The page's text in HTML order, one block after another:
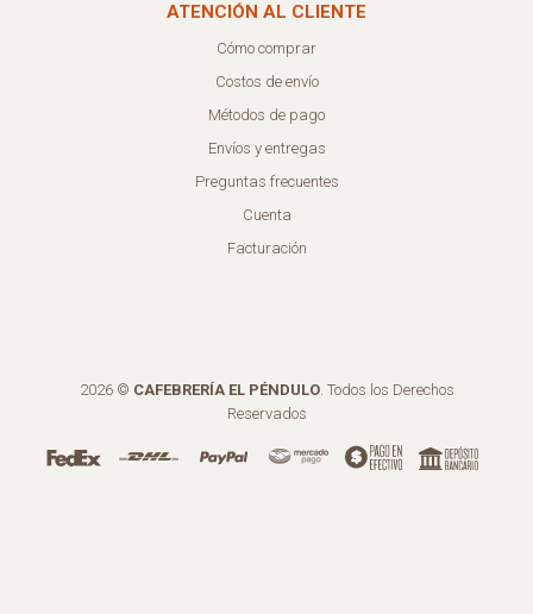
ATENCIÓN AL CLIENTE
Cómo comprar
Costos de envío
Métodos de pago
Envíos y entregas
Preguntas frecuentes
Cuenta
Facturación
2026 © CAFEBRERÍA EL PÉNDULO. Todos los Derechos
Reservados